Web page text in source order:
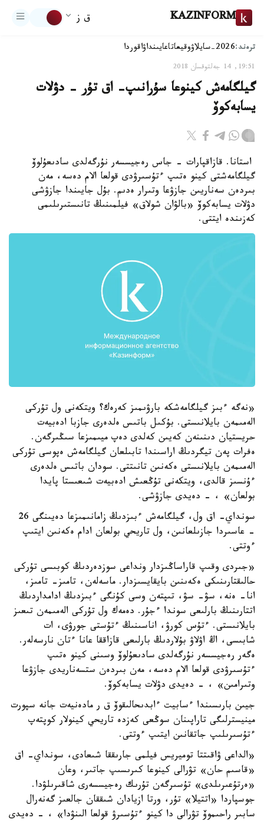
KAZINFORM ق ز
ترەند:2026-سايلاۋ وقيعاتاعايىنداۋاقوردا
19:51, 14 جەلتوقسان 2018
گيلگامەش كينوعا سۇرانىپ- اق تۇر - دۋلات
يسابەكوۆ
استانا. قازاقپارات - جاس رەجيسسەر نۇرگەلدى سادىعۇلوۆ
گيلگامەشتى كينو ەتىپ ءتۇسىرۋدى قولعا الام دەسە، مەن
بىردەن سەناريىن جازۋعا وتىرار ەدىم. بۇل جايىندا جازۋشى
دۋلات يسابەكوۆ «بالۋان شولاق» فيلمىنىڭ تانىستىرىلىمى
كەزىندە ايتتى.
«نەگە ءبىز گيلگامەشكە بارۋىمىز كەرەك؟ ويتكەنى ول تۇركى
الەمىمەن بايلانىستى. بۇكىل باتىس ەلدەرى جازبا ادەبيەت
حريستيان دىنىنەن كەيىن كەلدى دەپ ميىمىزعا سىڭىرگەن.
ەفرات پەن تيگردىڭ اراسىندا تابىلعان گيلگامەش ەپوسى تۇركى
الەمىمەن بايلانىستى ەكەنىن تانىتتى. سودان باتىس ەلدەرى
ءۇنسىز قالدى، ويتكەنى تۇڭعىش ادەبيەت شىعىستا پايدا
بولعان» ، - دەيدى جازۋشى.
سونداي- اق ول، گيلگامەش ءبىزدىڭ زامانىمىزعا دەيىنگى 26
- عاسىردا جازىلعانىن، ول تاريحي بولعان ادام ەكەنىن ايتىپ
ءوتتى.
«جىردى وقىپ قاراساڭىزدار ونداعى سوزدەردىڭ كوبىسى تۇركى
حالىقتارىنىكى ەكەىنىن بايقايسىزدار. ماسەلەن، تامىز- تامىز،
انا- ەنە، سۋ- سۋ، تىپتەن وسى كۇنگى ءبىزدىڭ ادامداردىڭ
اتتارىنىڭ بارلىعى سوندا ءجۇر. دەمەك ول تۇركى الەمىمەن تىعىز
بايلانىستى. ءتۇس كورۋ، اناسىنىڭ ءتۇستى جورۋى، ات
شابىسى، اڭ اۋلاۋ بۇلاردىڭ بارلىعى قازاققا عانا ءتان نارسەلەر.
ەگەر رەجيسسەر نۇرگەلدى سادىعۇلوۆ وسىنى كينو ەتىپ
ءتۇسىرۋدى قولعا الام دەسە، مەن بىردەن ستسەناريدى جازۋعا
وتىرامىن» ، - دەيدى دۋلات يسابەكوۆ.
جيىن بارىسىندا ءسابيت ءابدىحالىقوۆ ق ر مادەنيەت جانە سپورت
مينيسترلىگى تاراپىنان سوڭعى كەزدە تاريحي كينولار كوپتەپ
ءتۇسىرىلىپ جاتقانىن ايتىپ ءوتتى.
«الداعى ۋاقىتتا توميريس فيلمى جارىققا شىعادى، سونداي- اق
«قاسىم حان» تۋرالى كينوعا كىرىسىپ جاتىر، وعان
«ەرتۇعىرىلدى» تۇسىرگەن تۇرىك رەجيسسەرى شاقىرىلۋدا.
جوسپاردا «اتتيلا» تۇر، ورتا ازيادان شىققان جالعىز گەنەرال
سابىر راحىموۆ تۋرالى دا كينو ءتۇسىرۋ قولعا الىنۋدا» ، - دەيدى